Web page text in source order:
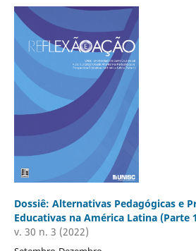
Dossiê: Alternativas Pedagógicas e
Educativas na América Latina (Parte
v. 30 n. 3 (2022)